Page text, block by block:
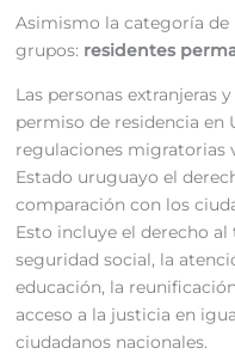
Asimismo la categoría de
grupos: residentes
Las personas extranjeras
permiso de residencia en
regulaciones migratorias
Estado uruguayo el
comparación con los
Esto incluye el derecho al
seguridad social, la
educación, la
acceso a la justicia en
ciudadanos nacionales.